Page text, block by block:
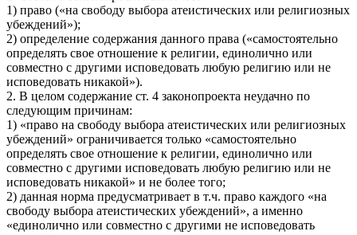
1) право («на свободу выбора атеистических или религиозных
убеждений»);
2) определение содержания данного права («самостоятельно
определять свое отношение к религии, единолично или
совместно с другими исповедовать любую религию или не
исповедовать никакой»).
2. В целом содержание ст. 4 законопроекта неудачно по
следующим причинам:
1) «право на свободу выбора атеистических или религиозных
убеждений» ограничивается только «самостоятельно
определять свое отношение к религии, единолично или
совместно с другими исповедовать любую религию или не
исповедовать никакой» и не более того;
2) данная норма предусматривает в т.ч. право каждого «на
свободу выбора атеистических убеждений», а именно
«единолично или совместно с другими не исповедовать